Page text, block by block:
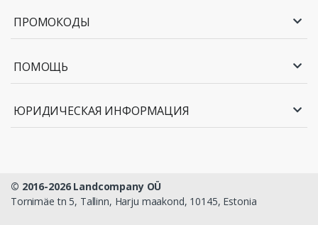
ПРОМОКОДЫ
ПОМОЩЬ
ЮРИДИЧЕСКАЯ ИНФОРМАЦИЯ
© 2016-2026 Landcompany OÜ
Tornimäe tn 5, Tallinn, Harju maakond, 10145, Estonia